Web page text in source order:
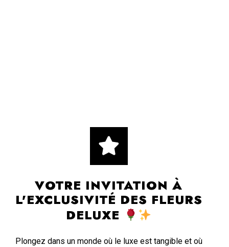
VOTRE INVITATION À
L'EXCLUSIVITÉ DES FLEURS
DELUXE
Plongez dans un monde où le luxe est tangible et où